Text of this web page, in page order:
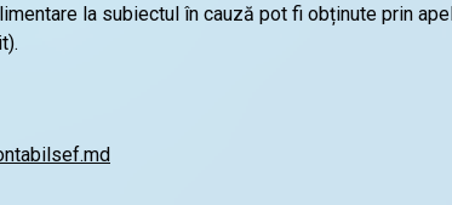
la subiectul în cauză pot fi obținute prin